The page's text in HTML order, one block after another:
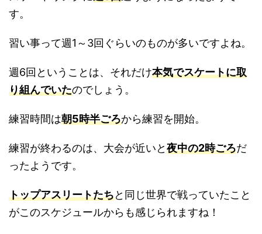
す。
習い事って週1～3回ぐらいのものが多いですよね。
週6回ということは、それだけ本気でスケートに取
り組んでいたのでしょう。
練習時間は朝5時半ごろから練習を開始。
練習が終わるのは、大会が近いと夜中の2時ごろだ
ったようです。
トップアスリートたちと同じ世界で戦っていたこと
がこのスケジュールからも感じられますね！